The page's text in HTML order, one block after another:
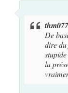
De
dire du
la